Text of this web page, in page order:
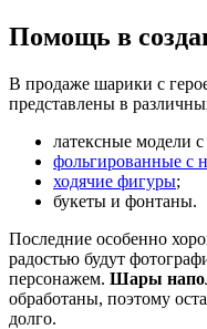
Помощь в
В продаже шарики с
представлены в
латексные модели
фольгированные с
ходячие фигуры;
букеты и фонтаны.
Последние особенно
радостью будут
персонажем. Шары
обработаны, поэтому
долго.